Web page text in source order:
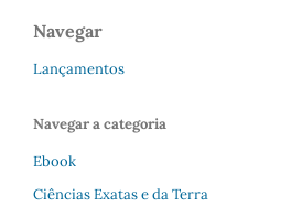
Navegar
Lançamentos
Navegar a categoria
Ebook
Ciências Exatas e da Terra